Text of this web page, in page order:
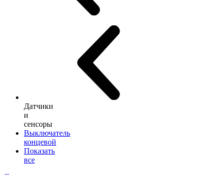
Датчики
и
сенсоры
Выключатель
концевой
Показать
все